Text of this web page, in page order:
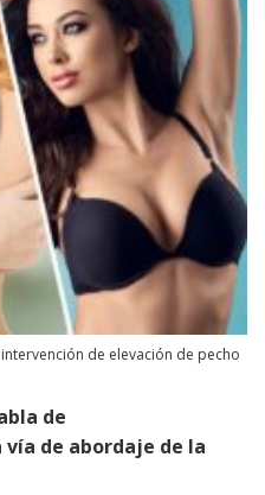
de elevación de pecho
de
de abordaje de la